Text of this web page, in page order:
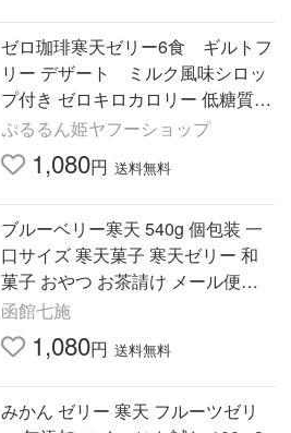
ゼロ珈琲寒天ゼリー6食 ギルトフ
リー デザート ミルク風味シロッ
プ付き ゼロキロカロリー 低糖質
ダイエット ぷるるん姫 爆買
ぷるるん姫ヤフーショップ
1,080円 送料無料
ブルーベリー寒天 540g 個包装 一
口サイズ 寒天菓子 寒天ゼリー 和
菓子 おやつ お茶請け メール便発
送
函館七施
1,080円 送料無料
みかん ゼリー 寒天 フルーツゼリ